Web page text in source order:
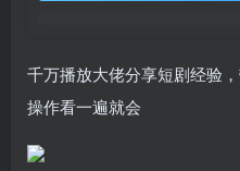
千万播放大佬分享短剧经验
操作看一遍就会